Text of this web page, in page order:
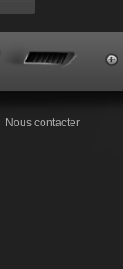
Nous contacter